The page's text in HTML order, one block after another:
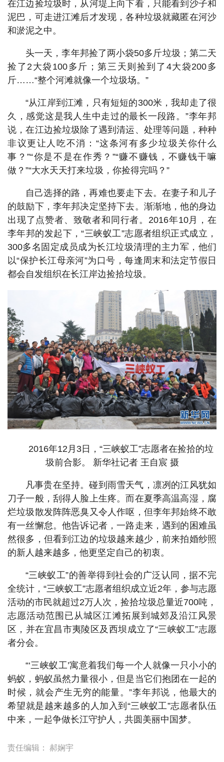
在江边捡垃圾时，从河堤上向下看，只能看到沙子和
泥巴，可走进江滩后才发现，各种垃圾就藏匿在河沙
和淤泥之中。
头一天，李年邦捡了两小袋50多斤垃圾；第二天
捡了2大袋100多斤；第三天则捡到了4大袋200多
斤……“整个河滩就像一个垃圾场。”
“从江岸到江滩，只有短短的300米，我却走了很
久，感觉这是我人生中走过的最长一段路。”李年邦
说，在江边捡垃圾除了遇到清运、处理等问题，种种
非议更让人吃不消：“这条河有多少垃圾关你什么
事？”“你是不是在作秀？”“赚不赚钱，不赚钱干嘛
做？”“大水天天打来垃圾，你捡得完吗？”
自己选择的路，再难也要走下去。在妻子和儿子
的鼓励下，李年邦决定坚持下去。渐渐地，他的身边
出现了点赞者、致敬者和同行者。2016年10月，在
李年邦的发起下，“三峡蚁工”志愿者组织正式成立，
300多名固定成员成为长江垃圾清理的主力军，他们
以“保护长江母亲河”为口号，每逢周末和法定节假日
都会自发组织在长江岸边捡拾垃圾。
2016年12月3日，“三峡蚁工”志愿者在捡拾的垃
圾前合影。 新华社记者 王自宸 摄
凡事贵在坚持。碰到雨雪天气，凛冽的江风犹如
刀子一般，刮得人脸上生疼。而在夏季高温高湿，腐
烂垃圾散发阵阵恶臭又令人作呕，但李年邦始终不敢
有一丝懈怠。他告诉记者，一路走来，遇到的困难虽
然很多，但看到江边的垃圾越来越少，前来拍婚纱照
的新人越来越多，他更坚定自己的初衷。
“三峡蚁工”的善举得到社会的广泛认同，据不完
全统计，“三峡蚁工”志愿者组织成立近2年，参与志愿
活动的市民就超过2万人次，捡拾垃圾总量近700吨，
志愿活动范围已从城区江滩拓展到城郊及沿江风景
区，并在宜昌市夷陵区及西坝成立了“三峡蚁工”志愿
者分会。
“‘三峡蚁工’寓意着我们每一个人就像一只小小的
蚂蚁，蚂蚁虽然力量很小，但是当它们抱团在一起的
时候，就会产生无穷的能量。”李年邦说，他最大的
希望就是越来越多的人加入到“三峡蚁工”志愿者队伍
中来，一起争做长江守护人，共圆美丽中国梦。
责任编辑： 郝娴宇